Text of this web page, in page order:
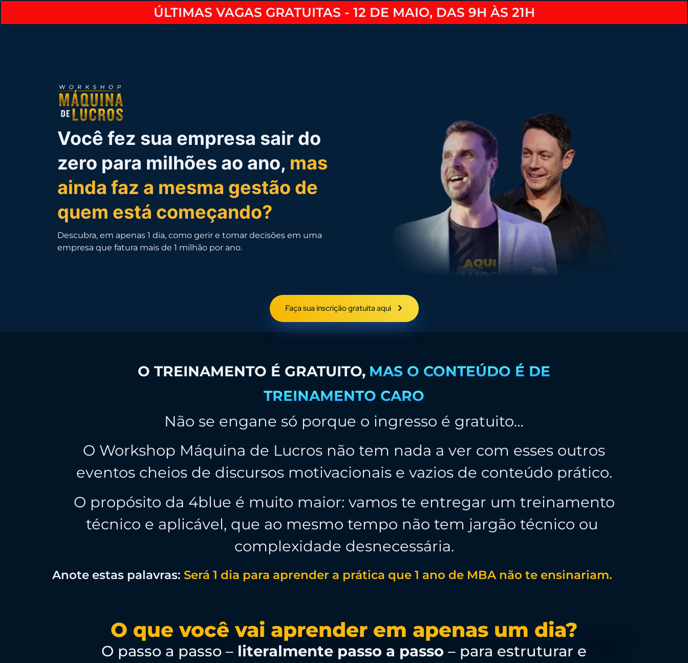
ÚLTIMAS VAGAS GRATUITAS - 12 DE MAIO, DAS 9H ÀS 21H
Você fez sua empresa sair do
zero para milhões ao ano, mas
ainda faz a mesma gestão de
quem está começando?
Descubra, em apenas 1 dia, como gerir e tomar decisões em uma
empresa que fatura mais de 1 milhão por ano.
Faça sua inscrição gratuita aqui
O TREINAMENTO É GRATUITO, MAS O CONTEÚDO É DE
TREINAMENTO CARO
Não se engane só porque o ingresso é gratuito…
O Workshop Máquina de Lucros não tem nada a ver com esses outros
eventos cheios de discursos motivacionais e vazios de conteúdo prático.
O propósito da 4blue é muito maior: vamos te entregar um treinamento
técnico e aplicável, que ao mesmo tempo não tem jargão técnico ou
complexidade desnecessária.
Anote estas palavras: Será 1 dia para aprender a prática que 1 ano de MBA não te ensinariam.
O que você vai aprender em apenas um dia?
O passo a passo – literalmente passo a passo – para estruturar e